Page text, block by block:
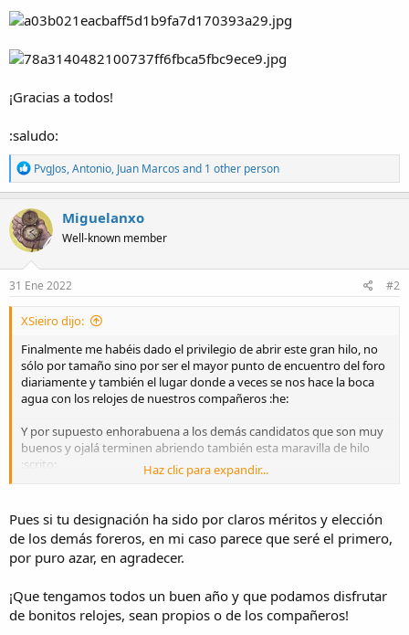
¡Gracias a todos!
:saludo:
R
e
a
c
t
i
o
n
s
PvgJos,Antonio, Juan Marcos and 1 other person
Miguelanxo
Well-known member
31 Ene 2022 #2
XSieiro dijo:
Finalmente me habéis dado el privilegio de abrir este gran hilo, no
sólo por tamaño sino por ser el mayor punto de encuentro del foro
diariamente y también el lugar donde a veces se nos hace la boca
agua con los relojes de nuestros compañeros :he:
Y por supuesto enhorabuena a los demás candidatos que son muy
buenos y ojalá terminen abriendo también esta maravilla de hilo
:scrito:
resto del día:
¡Gracias a todos!
Haz clic para expandir...
Pues si tu designación ha sido por claros méritos y elección
de los demás foreros, en mi caso parece que seré el primero,
por puro azar, en agradecer.
¡Que tengamos todos un buen año y que podamos disfrutar
de bonitos relojes, sean propios o de los compañeros!